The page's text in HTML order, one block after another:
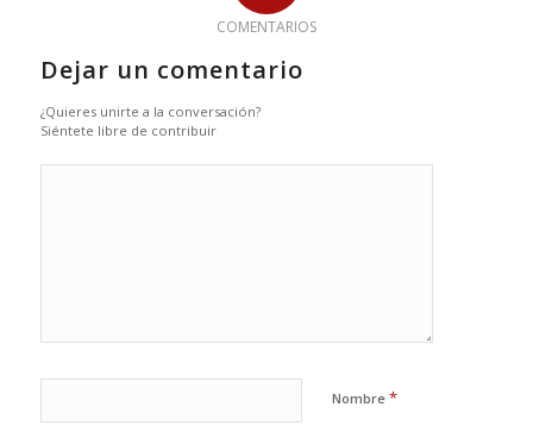
COMENTARIOS
Dejar un comentario
¿Quieres unirte a la conversación?
Siéntete libre de contribuir
Nombre *